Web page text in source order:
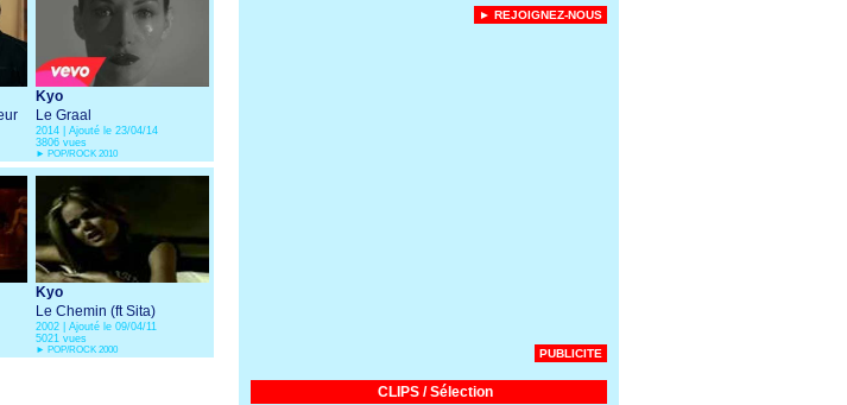
Kyo
Le Graal
2014 | Ajouté le 23/04/14
3806 vues
► POP/ROCK 2010
Kyo
Le Chemin (ft Sita)
2002 | Ajouté le 09/04/11
5021 vues
► POP/ROCK 2000
► REJOIGNEZ-NOUS
PUBLICITE
CLIPS / Sélection